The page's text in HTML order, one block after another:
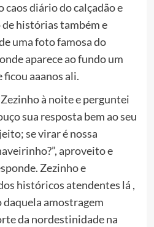
caos diário do calçadão e
histórias também e
uma foto famosa do
aparece ao fundo um
aaanos ali.
à noite e perguntei
sua resposta bem ao seu
se virar é nossa
aproveito e
Zezinho e
históricos atendentes lá ,
daquela amostragem
da nordestinidade na